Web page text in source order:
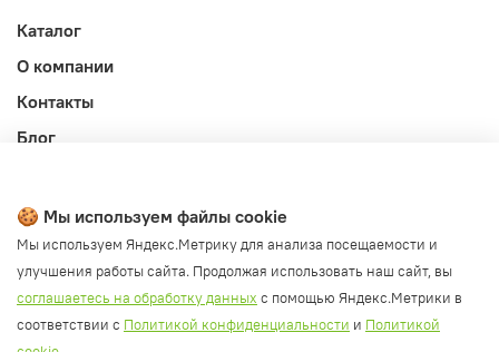
Каталог
О компании
Контакты
Блог
Публичная оферта
Политика конфиденциальности и обработки ПД
Согласие на обработку ПД
Согласие на рассылку
🍪 Мы используем файлы cookie
Мы используем Яндекс.Метрику для анализа посещаемости и
улучшения работы сайта. Продолжая использовать наш сайт, вы
соглашаетесь на обработку данных с помощью Яндекс.Метрики в
соответствии с Политикой конфиденциальности и Политикой